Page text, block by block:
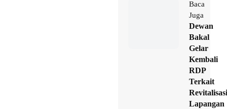
Baca
Juga
Dewan
Bakal
Gelar
Kembali
RDP
Terkait
Revitalisasi
Lapangan